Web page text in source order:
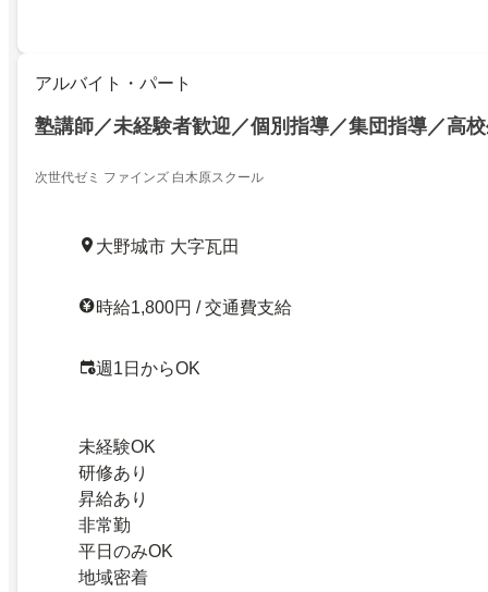
アルバイト・パート
塾講師／未経験者歓迎／個別指導／集団指導／高
次世代ゼミ ファインズ 白木原スクール
大野城市 大字瓦田
時給1,800円 / 交通費支給
週1日からOK
未経験OK
研修あり
昇給あり
非常勤
平日のみOK
地域密着